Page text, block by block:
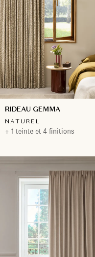
RIDEAU GEMMA
NATUREL
+ 1 teinte et 4 finitions